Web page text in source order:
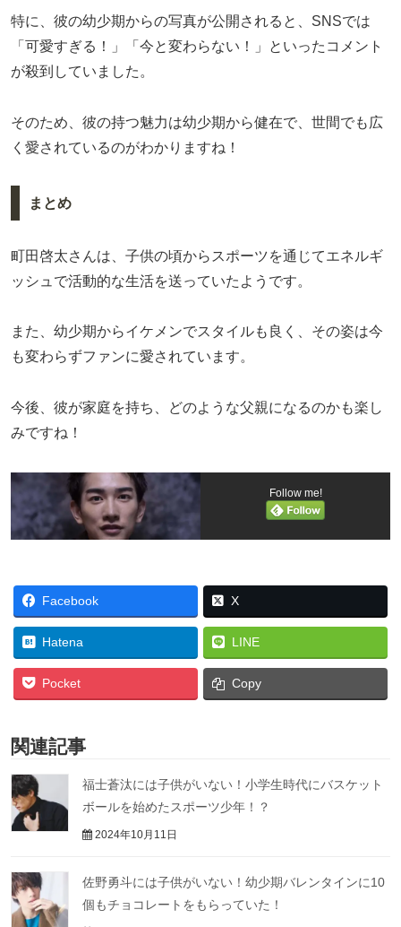
特に、彼の幼少期からの写真が公開されると、SNSでは
「可愛すぎる！」「今と変わらない！」といったコメント
が殺到していました。
そのため、彼の持つ魅力は幼少期から健在で、世間でも広
く愛されているのがわかりますね！
まとめ
町田啓太さんは、子供の頃からスポーツを通じてエネルギ
ッシュで活動的な生活を送っていたようです。
また、幼少期からイケメンでスタイルも良く、その姿は今
も変わらずファンに愛されています。
今後、彼が家庭を持ち、どのような父親になるのかも楽し
みですね！
Follow me!
Facebook X
Hatena LINE
Pocket Copy
関連記事
福士蒼汰には子供がいない！小学生時代にバスケット
ボールを始めたスポーツ少年！？
2024年10月11日
佐野勇斗には子供がいない！幼少期バレンタインに10
個もチョコレートをもらっていた！